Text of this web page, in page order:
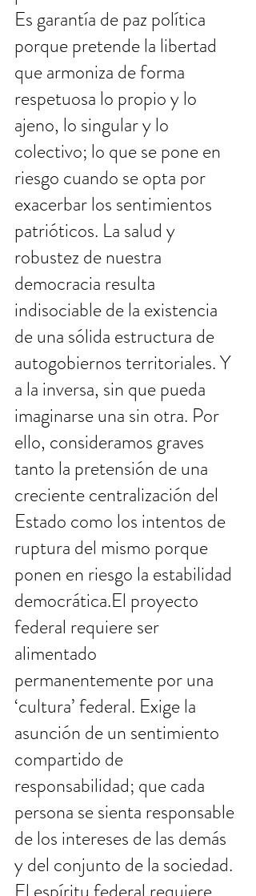
Es garantía de paz política
porque pretende la libertad
que armoniza de forma
respetuosa lo propio y lo
ajeno, lo singular y lo
colectivo; lo que se pone en
riesgo cuando se opta por
exacerbar los sentimientos
patrióticos. La salud y
robustez de nuestra
democracia resulta
indisociable de la existencia
de una sólida estructura de
autogobiernos territoriales. Y
a la inversa, sin que pueda
imaginarse una sin otra. Por
ello, consideramos graves
tanto la pretensión de una
creciente centralización del
Estado como los intentos de
ruptura del mismo porque
ponen en riesgo la estabilidad
democrática.El proyecto
federal requiere ser
alimentado
permanentemente por una
‘cultura’ federal. Exige la
asunción de un sentimiento
compartido de
responsabilidad; que cada
persona se sienta responsable
de los intereses de las demás
y del conjunto de la sociedad.